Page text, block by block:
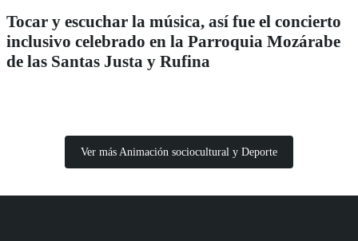
Tocar y escuchar la música, así fue el concierto
inclusivo celebrado en la Parroquia Mozárabe
de las Santas Justa y Rufina
Ver más Animación sociocultural y Deporte